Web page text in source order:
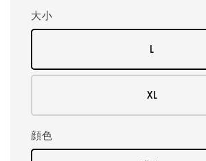
大小
L
XL
顔色